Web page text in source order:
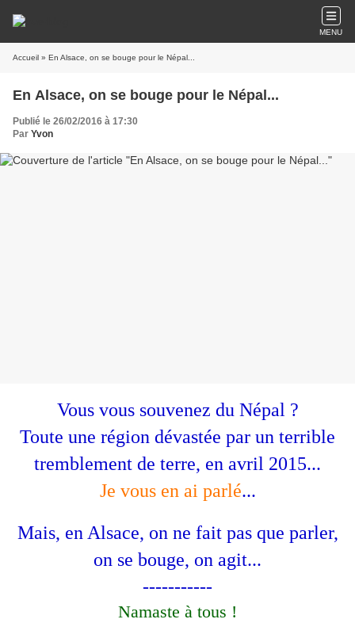
MENU
Accueil » En Alsace, on se bouge pour le Népal...
En Alsace, on se bouge pour le Népal...
Publié le 26/02/2016 à 17:30
Par Yvon
Vous vous souvenez du Népal ?
Toute une région dévastée par un terrible
tremblement de terre, en avril 2015...
Je vous en ai parlé...
Mais, en Alsace, on ne fait pas que parler,
on se bouge, on agit...
-----------
Namaste à tous !